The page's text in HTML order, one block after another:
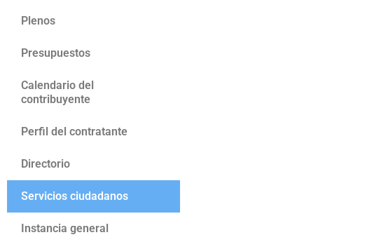
Plenos
Presupuestos
Calendario del
contribuyente
Perfil del contratante
Directorio
Servicios ciudadanos
Instancia general